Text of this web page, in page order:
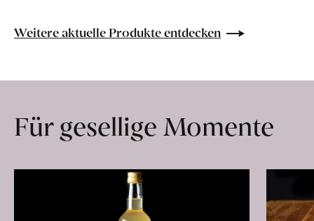
Lebensmittel
Hof
erfahren
Weitere aktuelle Produkte entdecken
Für gesellige Momente